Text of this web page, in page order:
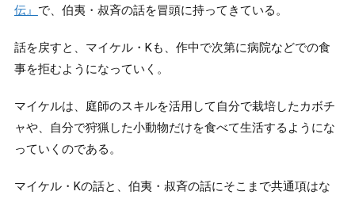
伝』 で、伯夷・叔斉の話を冒頭に持ってきている。
話を戻すと、マイケル・Kも、作中で次第に病院などでの食
事を拒むようになっていく。
マイケルは、庭師のスキルを活用して自分で栽培したカボチ
ャや、自分で狩猟した小動物だけを食べて生活するようにな
っていくのである。
マイケル・Kの話と、伯夷・叔斉の話にそこまで共通項はな